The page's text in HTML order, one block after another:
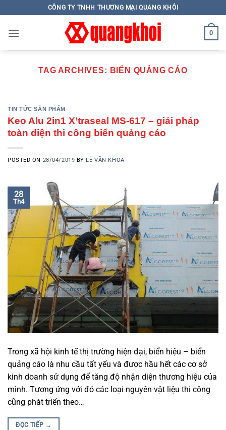
to
content
CÔNG TY TNHH THƯƠNG MẠI QUANG KHÔI
0
TAG ARCHIVES: BIỂN QUẢNG CÁO
TIN TỨC SẢN PHẨM
Keo Alu 2in1 X’traseal MS-617 – giải pháp
toàn diện thi công biển quảng cáo
POSTED ON 28/04/2019 BY LÊ VĂN KHOA
28
Th4
Trong xã hội kinh tế thị trường hiện đại, biển hiệu – biển
quảng cáo là nhu cầu tất yếu và được hầu hết các cơ sở
kinh doanh sử dụng để tăng độ nhận diện thương hiệu của
mình. Tương ứng với đó các loại nguyên vật liệu thi công
cũng phát triển theo…
ĐỌC TIẾP →